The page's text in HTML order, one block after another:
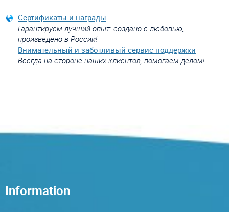
Сертификаты и награды
Гарантируем лучший опыт: создано с любовью,
произведено в России!
Внимательный и заботливый сервис поддержки
Всегда на стороне наших клиентов, помогаем делом!
Information